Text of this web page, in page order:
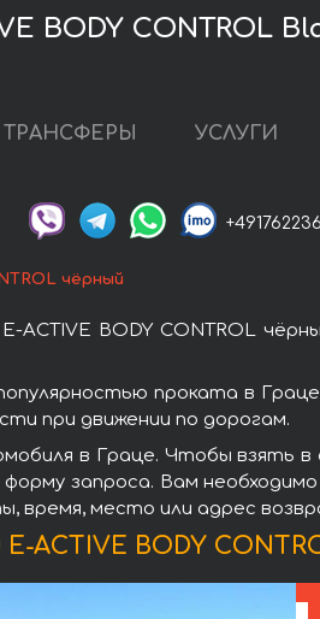
BODY CONTROL
ТРАНСФЕРЫ УСЛУГИ
чёрный
BODY CONTROL
проката в
при движении по дорогам.
в Граце. Чтобы взять в
запроса. Вам
время, место или адрес
ACTIVE BODY